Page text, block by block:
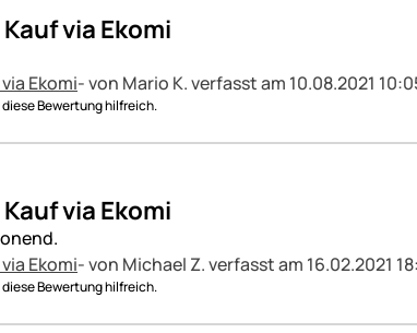
via Ekomi
Ekomi- von Mario K.verfasst am 10.08.2021
Bewertung hilfreich.
via Ekomi
Ekomi- von Michael Z.verfasst am 16.02.2021
Bewertung hilfreich.